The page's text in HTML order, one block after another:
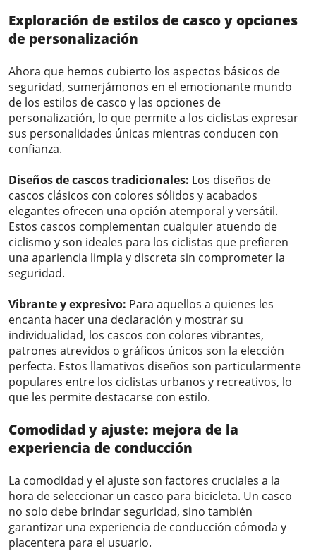
Exploración de estilos de casco y opciones
de personalización
Ahora que hemos cubierto los aspectos básicos de
seguridad, sumerjámonos en el emocionante mundo
de los estilos de casco y las opciones de
personalización, lo que permite a los ciclistas expresar
sus personalidades únicas mientras conducen con
confianza.
Diseños de cascos tradicionales: Los diseños de
cascos clásicos con colores sólidos y acabados
elegantes ofrecen una opción atemporal y versátil.
Estos cascos complementan cualquier atuendo de
ciclismo y son ideales para los ciclistas que prefieren
una apariencia limpia y discreta sin comprometer la
seguridad.
Vibrante y expresivo: Para aquellos a quienes les
encanta hacer una declaración y mostrar su
individualidad, los cascos con colores vibrantes,
patrones atrevidos o gráficos únicos son la elección
perfecta. Estos llamativos diseños son particularmente
populares entre los ciclistas urbanos y recreativos, lo
que les permite destacarse con estilo.
Comodidad y ajuste: mejora de la
experiencia de conducción
La comodidad y el ajuste son factores cruciales a la
hora de seleccionar un casco para bicicleta. Un casco
no solo debe brindar seguridad, sino también
garantizar una experiencia de conducción cómoda y
placentera para el usuario.